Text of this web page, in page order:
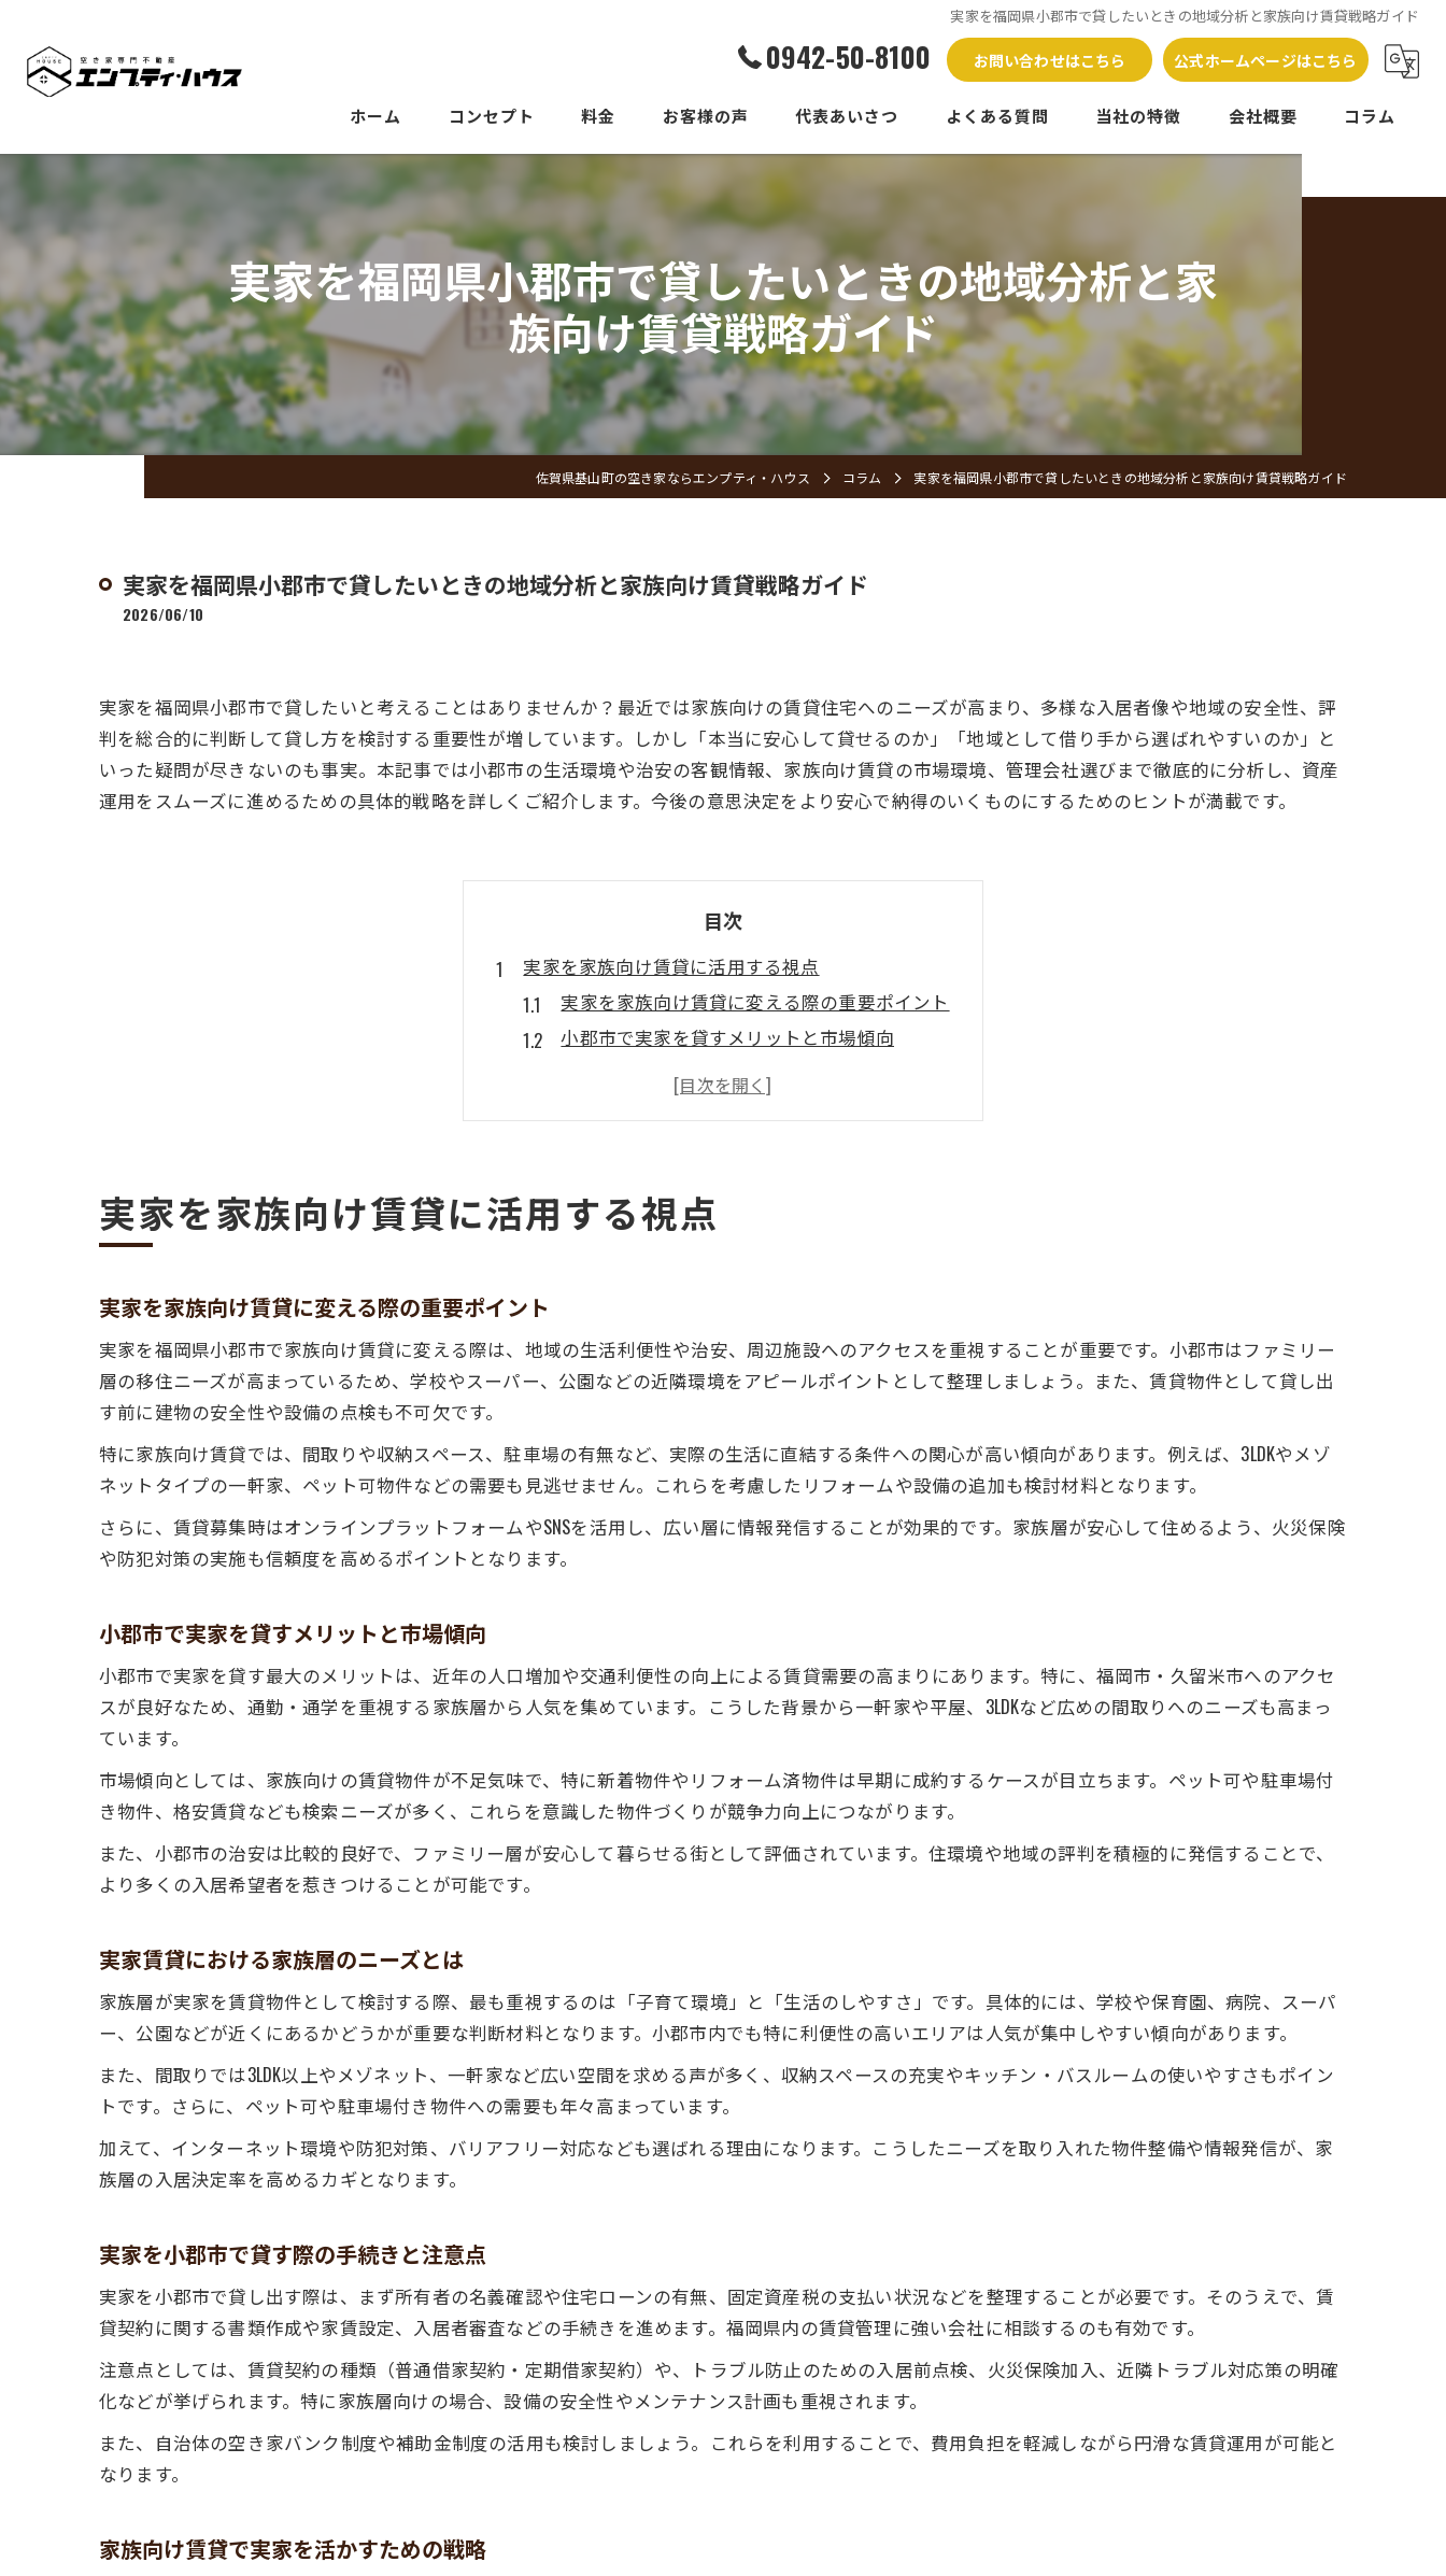
実家を福岡県小郡市で貸したいときの地域分析と家族向け賃貸戦略ガイド
0942-50-8100 お問い合わせはこちら 公式ホームページはこちら
ホーム コンセプト 料金 お客様の声 代表あいさつ よくある質問 当社の特徴
相続
相談
処分
会社概要 コラム
実家を福岡県小郡市で貸したいときの地域分析と家
族向け賃貸戦略ガイド
佐賀県基山町の空き家ならエンプティ・ハウス コラム 実家を福岡県小郡市で貸したいときの地域分析と家族向け賃貸戦略ガイド
実家を福岡県小郡市で貸したいときの地域分析と家族向け賃貸戦略ガイド
2026/06/10
実家を福岡県小郡市で貸したいと考えることはありませんか？最近では家族向けの賃貸住宅へのニーズが高まり、多様な入居者像や地域の安全性、評
判を総合的に判断して貸し方を検討する重要性が増しています。しかし「本当に安心して貸せるのか」「地域として借り手から選ばれやすいのか」と
いった疑問が尽きないのも事実。本記事では小郡市の生活環境や治安の客観情報、家族向け賃貸の市場環境、管理会社選びまで徹底的に分析し、資産
運用をスムーズに進めるための具体的戦略を詳しくご紹介します。今後の意思決定をより安心で納得のいくものにするためのヒントが満載です。
目次
実家を家族向け賃貸に活用する視点
実家を家族向け賃貸に変える際の重要ポイント
小郡市で実家を貸すメリットと市場傾向
実家賃貸における家族層のニーズとは
実家が暮らしやすい賃貸物件となる要素
実家賃貸を選ぶ入居者の暮らしやすさを考える
小郡市で賃貸需要が高まる理由を探る
実家賃貸の需要が高まる小郡市の特徴とは
小郡市の賃貸市場で実家が選ばれる理由
家族向け実家賃貸に注目が集まる要因
小郡市で実家を貸すと選ばれる理由分析
実家賃貸で重視したい収納や間取りの工夫
実家を家族向けに貸す際の設備改善ポイント
実家貸出で入居者満足度を高めるコツ
地域の評判を踏まえた賃貸戦略の考え方
実家賃貸で地域の評判を活かす戦略
小郡市の評判から見る実家賃貸成功の鍵
安心して実家を貸せるための基礎知識
実家賃貸で安心を確保するための管理体制
小郡市で実家を貸す際の治安情報とポイント
実家賃貸に必要な契約や管理の基礎知識
実家を家族向け賃貸に活用する視点
実家を家族向け賃貸に変える際の重要ポイント
実家を福岡県小郡市で家族向け賃貸に変える際は、地域の生活利便性や治安、周辺施設へのアクセスを重視することが重要です。小郡市はファミリー
層の移住ニーズが高まっているため、学校やスーパー、公園などの近隣環境をアピールポイントとして整理しましょう。また、賃貸物件として貸し出
す前に建物の安全性や設備の点検も不可欠です。
特に家族向け賃貸では、間取りや収納スペース、駐車場の有無など、実際の生活に直結する条件への関心が高い傾向があります。例えば、3LDKやメゾ
ネットタイプの一軒家、ペット可物件などの需要も見逃せません。これらを考慮したリフォームや設備の追加も検討材料となります。
さらに、賃貸募集時はオンラインプラットフォームやSNSを活用し、広い層に情報発信することが効果的です。家族層が安心して住めるよう、火災保険
や防犯対策の実施も信頼度を高めるポイントとなります。
小郡市で実家を貸すメリットと市場傾向
小郡市で実家を貸す最大のメリットは、近年の人口増加や交通利便性の向上による賃貸需要の高まりにあります。特に、福岡市・久留米市へのアクセ
スが良好なため、通勤・通学を重視する家族層から人気を集めています。こうした背景から一軒家や平屋、3LDKなど広めの間取りへのニーズも高まっ
ています。
市場傾向としては、家族向けの賃貸物件が不足気味で、特に新着物件やリフォーム済物件は早期に成約するケースが目立ちます。ペット可や駐車場付
き物件、格安賃貸なども検索ニーズが多く、これらを意識した物件づくりが競争力向上につながります。
また、小郡市の治安は比較的良好で、ファミリー層が安心して暮らせる街として評価されています。住環境や地域の評判を積極的に発信することで、
より多くの入居希望者を惹きつけることが可能です。
実家賃貸における家族層のニーズとは
家族層が実家を賃貸物件として検討する際、最も重視するのは「子育て環境」と「生活のしやすさ」です。具体的には、学校や保育園、病院、スーパ
ー、公園などが近くにあるかどうかが重要な判断材料となります。小郡市内でも特に利便性の高いエリアは人気が集中しやすい傾向があります。
また、間取りでは3LDK以上やメゾネット、一軒家など広い空間を求める声が多く、収納スペースの充実やキッチン・バスルームの使いやすさもポイン
トです。さらに、ペット可や駐車場付き物件への需要も年々高まっています。
加えて、インターネット環境や防犯対策、バリアフリー対応なども選ばれる理由になります。こうしたニーズを取り入れた物件整備や情報発信が、家
族層の入居決定率を高めるカギとなります。
実家を小郡市で貸す際の手続きと注意点
実家を小郡市で貸し出す際は、まず所有者の名義確認や住宅ローンの有無、固定資産税の支払い状況などを整理することが必要です。そのうえで、賃
貸契約に関する書類作成や家賃設定、入居者審査などの手続きを進めます。福岡県内の賃貸管理に強い会社に相談するのも有効です。
注意点としては、賃貸契約の種類（普通借家契約・定期借家契約）や、トラブル防止のための入居前点検、火災保険加入、近隣トラブル対応策の明確
化などが挙げられます。特に家族層向けの場合、設備の安全性やメンテナンス計画も重視されます。
また、自治体の空き家バンク制度や補助金制度の活用も検討しましょう。これらを利用することで、費用負担を軽減しながら円滑な賃貸運用が可能と
なります。
家族向け賃貸で実家を活かすための戦略